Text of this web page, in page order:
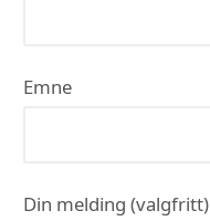
Emne
Din melding (valgfritt)